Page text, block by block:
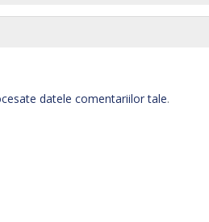
datele comentariilor tale.